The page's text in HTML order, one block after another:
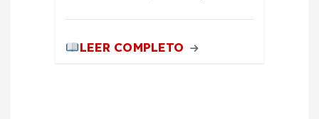
LEER COMPLETO